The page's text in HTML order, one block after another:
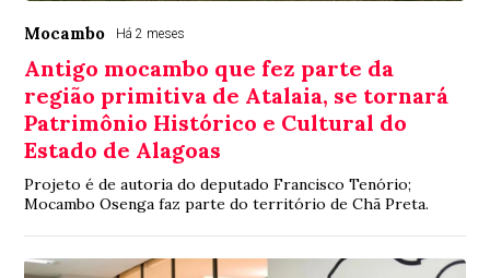
Mocambo Há 2 meses
Antigo mocambo que fez parte da
região primitiva de Atalaia, se tornará
Patrimônio Histórico e Cultural do
Estado de Alagoas
Projeto é de autoria do deputado Francisco Tenório;
Mocambo Osenga faz parte do território de Chã Preta.